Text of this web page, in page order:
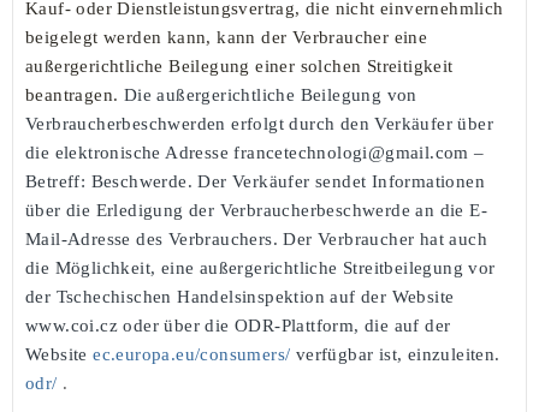
Kauf- oder Dienstleistungsvertrag, die nicht einvernehmlich
beigelegt werden kann, kann der Verbraucher eine
außergerichtliche Beilegung einer solchen Streitigkeit
beantragen. Die außergerichtliche Beilegung von
Verbraucherbeschwerden erfolgt durch den Verkäufer über
die elektronische Adresse francetechnologi@gmail.com –
Betreff: Beschwerde. Der Verkäufer sendet Informationen
über die Erledigung der Verbraucherbeschwerde an die E-
Mail-Adresse des Verbrauchers. Der Verbraucher hat auch
die Möglichkeit, eine außergerichtliche Streitbeilegung vor
der Tschechischen Handelsinspektion auf der Website
www.coi.cz oder über die ODR-Plattform, die auf der
Website ec.europa.eu/consumers/ verfügbar ist, einzuleiten.
odr/ .